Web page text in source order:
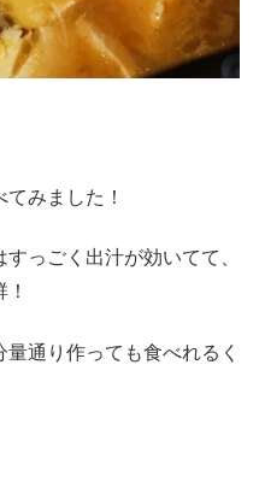
みました！
っごく出汁が効いてて、
通り作っても食べれるく